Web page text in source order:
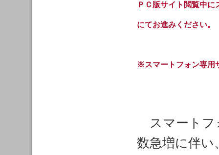
ＰＣ版サイト閲覧中
にてお進みください。
※スマートフォン専用
スマートフ
数急増に伴